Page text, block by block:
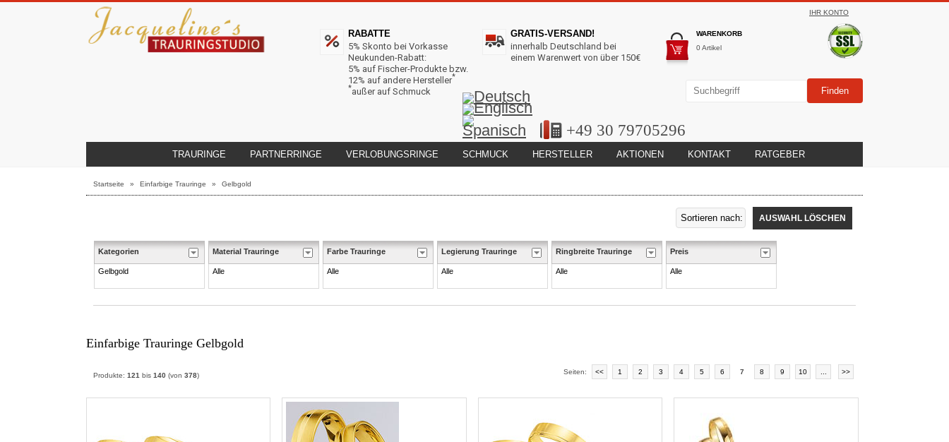
IHR KONTO
WARENKORB
0 Artikel
RABATTE
5% Skonto bei Vorkasse
Neukunden-Rabatt:
5% auf Fischer-Produkte bzw.
12% auf andere Hersteller*
*außer auf Schmuck
GRATIS-VERSAND!
innerhalb Deutschland bei
einem Warenwert von über 150€
+49 30 79705296
TRAURINGE PARTNERRINGE VERLOBUNGSRINGE SCHMUCK HERSTELLER AKTIONEN KONTAKT RATGEBER
Startseite » Einfarbige Trauringe » Gelbgold
AUSWAHL LÖSCHEN
Kategorien
Gelbgold
Material Trauringe
Alle
Farbe Trauringe
Alle
Legierung Trauringe
Alle
Ringbreite Trauringe
Alle
Preis
Alle
Einfarbige Trauringe Gelbgold
Produkte: 121 bis 140 (von 378) Seiten: << 1 2 3 4 5 6 7 8 9 10 >>